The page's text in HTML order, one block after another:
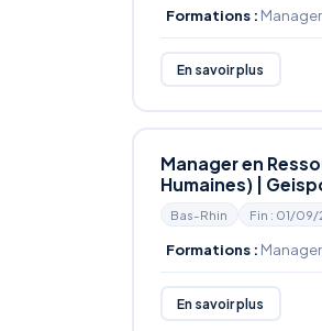
Formations :
En savoir plus
Manager en
Humaines) |
Bas-Rhin Fin : 01/
Formations :
En savoir plus